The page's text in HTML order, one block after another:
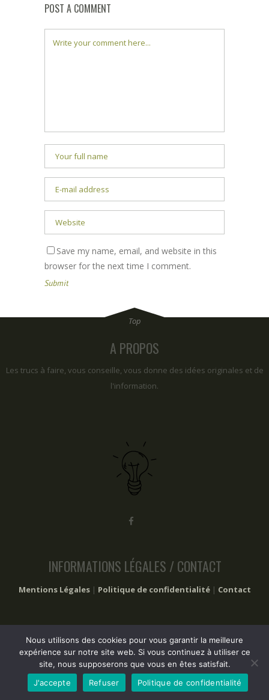
POST A COMMENT
Save my name, email, and website in this
browser for the next time I comment.
A PROPOS
Les trucs à faire, vous conseille, vous donne des idées originales et de
l'information.
INFORMATIONS LÉGALES / CONTACT
Mentions Légales| Politique de confidentialité| Contact
2017 – 2024 Les trucs à faire © Tous droits réservés
Nous utilisons des cookies pour vous garantir la meilleure
expérience sur notre site web. Si vous continuez à utiliser ce
site, nous supposerons que vous en êtes satisfait.
J'accepte
Refuser Politique de confidentialité